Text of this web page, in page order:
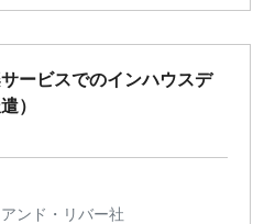
ービスでのインハウスデ
）
ンド・リバー社